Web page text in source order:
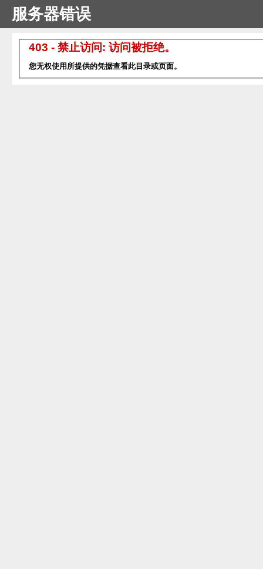
服务器错误
403 - 禁止访问: 访问被拒绝。
您无权使用所提供的凭据查看此目录或页面。